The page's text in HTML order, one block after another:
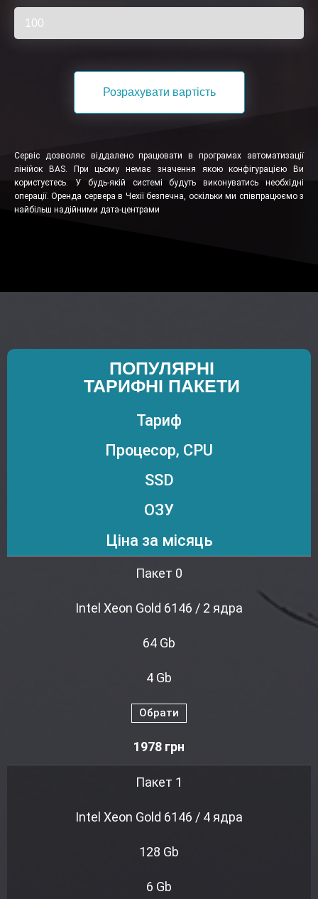
100
Розрахувати вартість
Сервіс дозволяє віддалено працювати в програмах автоматизації
лінійок BAS. При цьому немає значення якою конфігурацією Ви
користуєтесь. У будь-якій системі будуть виконуватись необхідні
операції. Оренда сервера в Чехії безпечна, оскільки ми співпрацюємо з
найбільш надійними дата-центрами
ПОПУЛЯРНІ
ТАРИФНІ ПАКЕТИ
Тариф
Процесор, CPU
SSD
ОЗУ
Ціна за місяць
Пакет 0
Intel Xeon Gold 6146 / 2 ядра
64 Gb
4 Gb
Обрати
1978 грн
Пакет 1
Intel Xeon Gold 6146 / 4 ядра
128 Gb
6 Gb